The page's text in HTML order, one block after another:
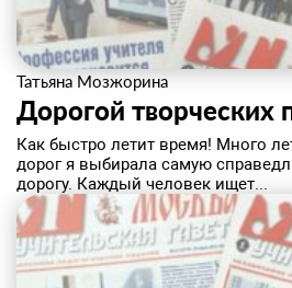
Татьяна Мозжорина
Дорогой творческих
​Как быстро летит время! Много
дорог я выбирала самую
дорогу. Каждый человек ищет...